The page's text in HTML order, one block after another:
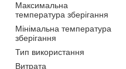
Максимальна
температура зберігання
Мінімальна температура
зберігання
Тип використання
Витрата